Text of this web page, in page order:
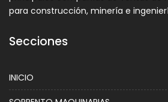
para construcción, minería e
Secciones
INICIO